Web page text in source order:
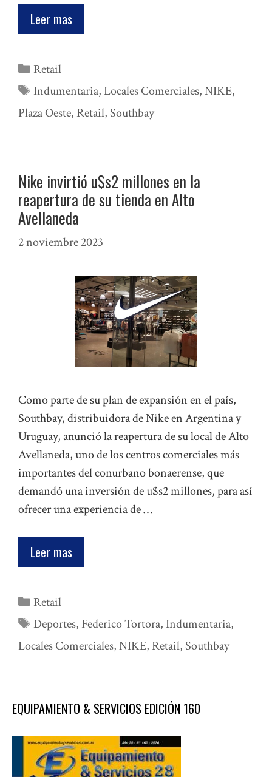
Leer mas
Categorías
Retail
Etiquetas
Indumentaria,Locales Comerciales,NIKE,
Plaza Oeste, Retail, Southbay
Nike invirtió u$s2 millones en la
reapertura de su tienda en Alto
Avellaneda
2 noviembre 2023
Como parte de su plan de expansión en el país,
Southbay, distribuidora de Nike en Argentina y
Uruguay, anunció la reapertura de su local de Alto
Avellaneda, uno de los centros comerciales más
importantes del conurbano bonaerense, que
demandó una inversión de u$s2 millones, para así
ofrecer una experiencia de …
Leer mas
Categorías
Retail
Etiquetas
Deportes, Federico Tortora, Indumentaria,
Locales Comerciales,NIKE, Retail, Southbay
EQUIPAMIENTO & SERVICIOS EDICIÓN 160